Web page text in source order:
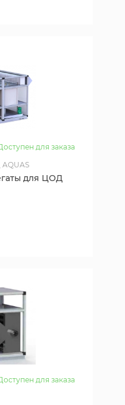
для заказа
для ЦОД
для заказа